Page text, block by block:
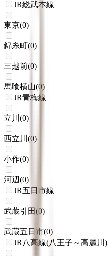
JR総武本線
東京(0)
錦糸町(0)
三越前(0)
馬喰横山(0)
JR青梅線
立川 (0)
西立川 (0)
小作(0)
河辺(0)
JR五日市線
武蔵引田(0)
武蔵五日市(0)
JR八高線(八王子～高麗川)